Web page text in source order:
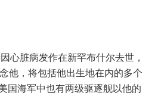
心脏病发作在新罕布什尔去世，
他，将包括他出生地在内的多个
国海军中也有两级驱逐舰以他的